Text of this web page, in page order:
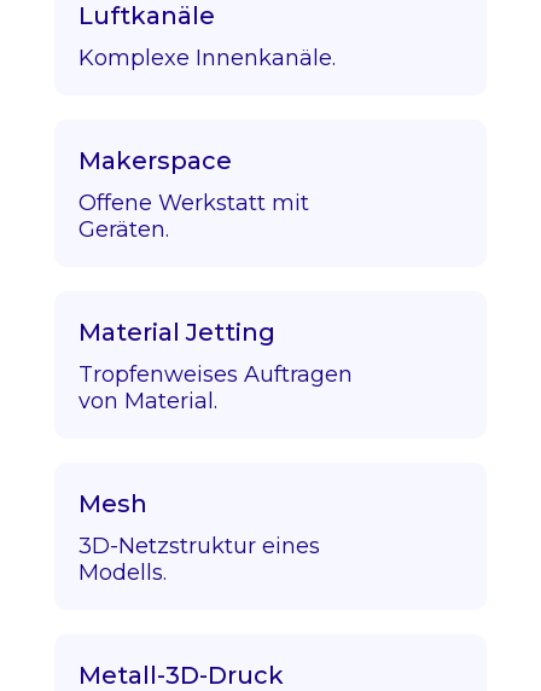
Luftkanäle
Komplexe Innenkanäle.
Makerspace
Offene Werkstatt mit
Geräten.
Material Jetting
Tropfenweises Auftragen
von Material.
Mesh
3D-Netzstruktur eines
Modells.
Metall-3D-Druck